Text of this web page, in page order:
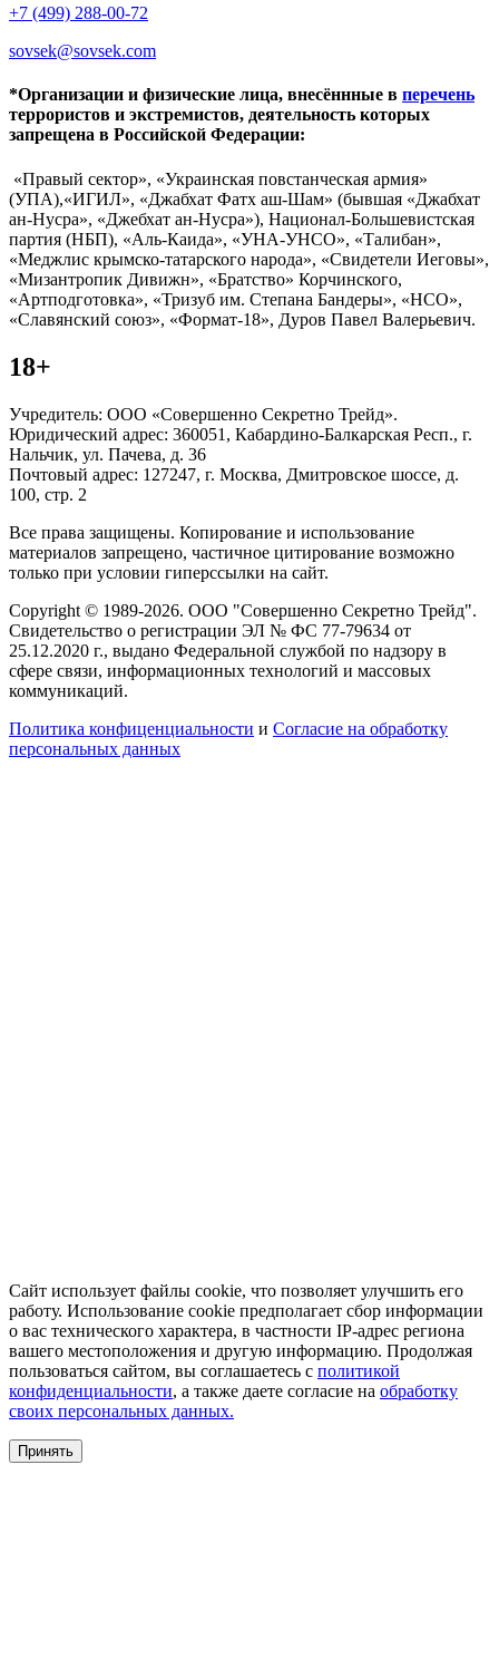
+7 (499) 288-00-72
sovsek@sovsek.com
*Организации и физические лица, внесённные в перечень
террористов и экстремистов, деятельность которых
запрещена в Российской Федерации:
«Правый сектор», «Украинская повстанческая армия»
(УПА),«ИГИЛ», «Джабхат Фатх аш-Шам» (бывшая «Джабхат
ан-Нусра», «Джебхат ан-Нусра»), Национал-Большевистская
партия (НБП), «Аль-Каида», «УНА-УНСО», «Талибан»,
«Меджлис крымско-татарского народа», «Свидетели Иеговы»,
«Мизантропик Дивижн», «Братство» Корчинского,
«Артподготовка», «Тризуб им. Степана Бандеры», «НСО»,
«Славянский союз», «Формат-18», Дуров Павел Валерьевич.
18+
Учредитель: ООО «Совершенно Секретно Трейд».
Юридический адрес: 360051, Кабардино-Балкарская Респ., г.
Нальчик, ул. Пачева, д. 36
Почтовый адрес: 127247, г. Москва, Дмитровское шоссе, д.
100, стр. 2
Все права защищены. Копирование и использование
материалов запрещено, частичное цитирование возможно
только при условии гиперссылки на сайт.
Copyright © 1989-2026. ООО "Совершенно Секретно Трейд".
Свидетельство о регистрации ЭЛ № ФС 77-79634 от
25.12.2020 г., выдано Федеральной службой по надзору в
сфере связи, информационных технологий и массовых
коммуникаций.
Политика конфиценциальности и Согласие на обработку
персональных данных
Сайт использует файлы cookie, что позволяет улучшить его
работу. Использование cookie предполагает сбор информации
о вас технического характера, в частности IP-адрес региона
вашего местоположения и другую информацию. Продолжая
пользоваться сайтом, вы соглашаетесь с политикой
конфиденциальности, а также даете согласие на обработку
своих персональных данных.
Принять